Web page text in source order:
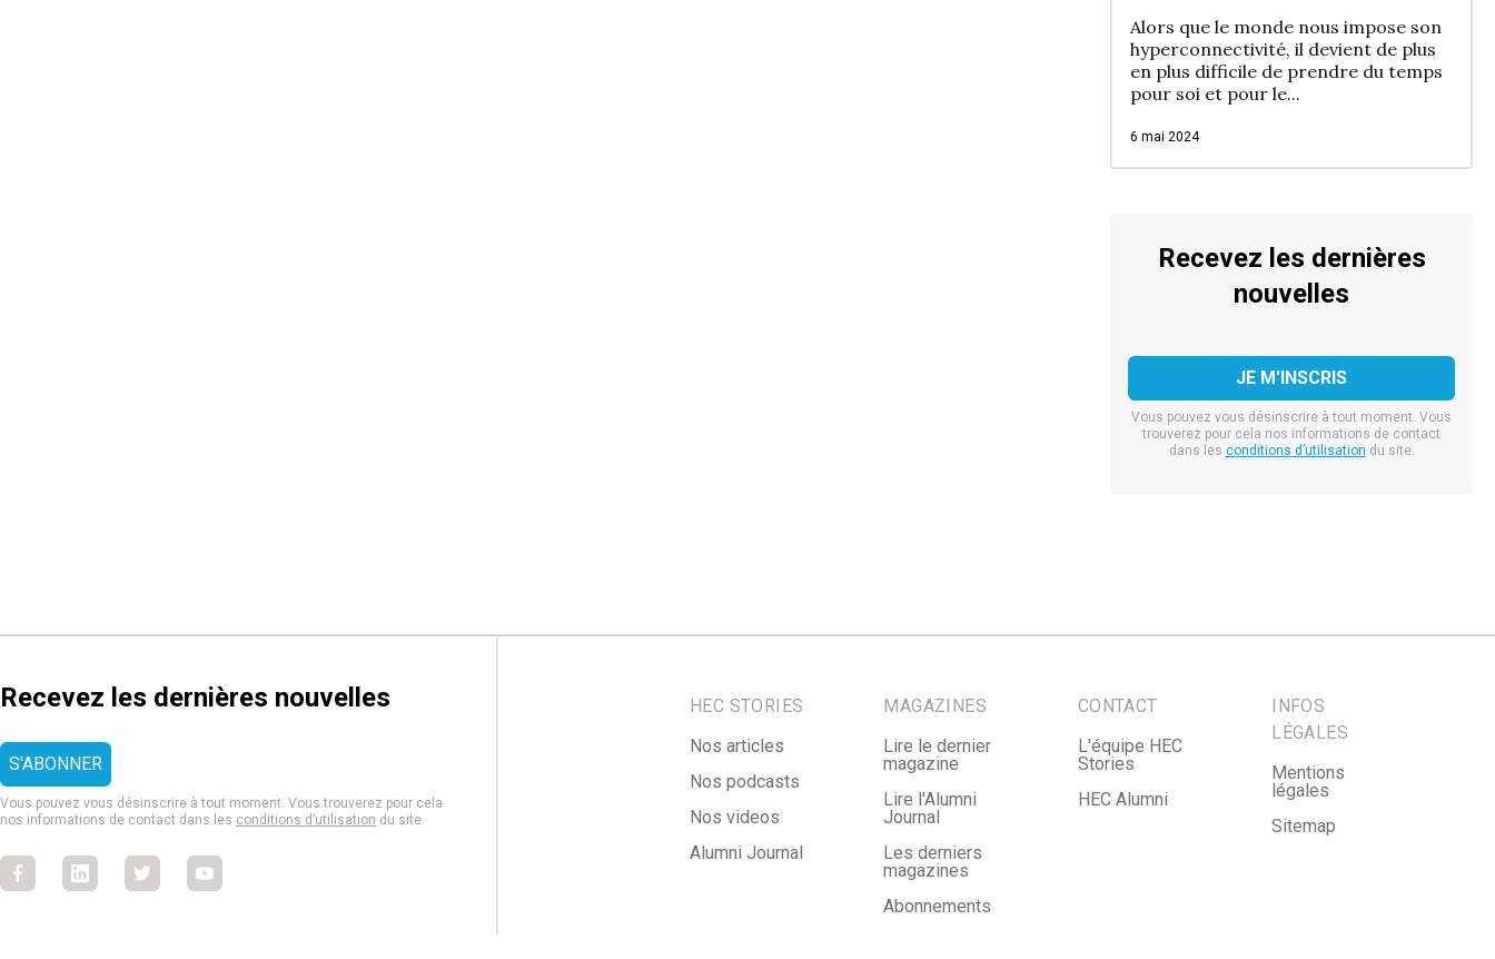
Alors que le monde nous impose son
hyperconnectivité, il devient de plus
en plus difficile de prendre du temps
pour soi et pour le...
6 mai 2024
Recevez les dernières
nouvelles
Vous pouvez vous désinscrire à tout moment. Vous
trouverez pour cela nos informations de contact
dans les conditions d’utilisation du site.
Recevez les dernières nouvelles
Vous pouvez vous désinscrire à tout moment. Vous trouverez pour cela
nos informations de contact dans les conditions d’utilisation du site.
FacebookFacebookFacebookFacebook
HEC STORIES
Nos articles
Nos podcasts
Nos videos
Alumni Journal
MAGAZINES
Lire le dernier
magazine
Lire l'Alumni
Journal
Les derniers
magazines
Abonnements
CONTACT
L'équipe HEC
Stories
HEC Alumni
INFOS
LÉGALES
Mentions
légales
Sitemap